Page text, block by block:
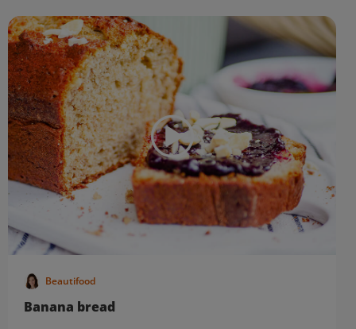
Beautifood
Banana bread